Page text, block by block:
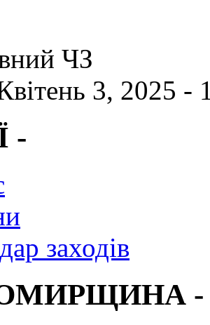
ЧЗ
3, 2025 -
-
заходів
-